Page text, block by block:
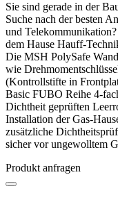
Sie sind gerade in der
Suche nach der besten
und
dem Hause Hauff-
Die MSH PolySafe
wie
(Kontrollstifte in
Basic FUBO Reihe 4-
Dichtheit geprüften
Installation der Gas-
zusätzliche
sicher vor ungewolltem
Produkt anfragen